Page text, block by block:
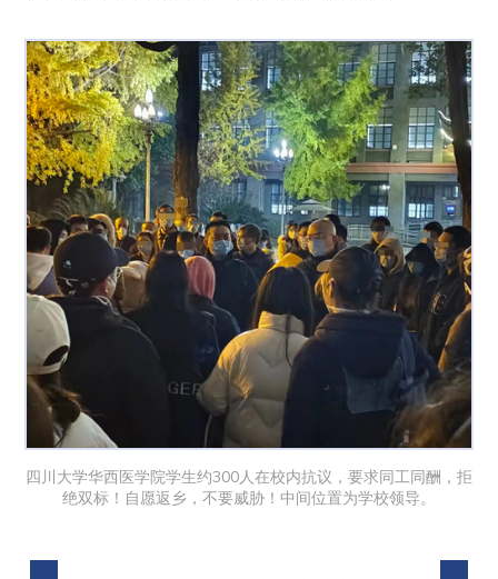
四川大学华西医学院学生约300人在校内抗议，要求同工同酬，拒
绝双标！自愿返乡，不要威胁！中间位置为学校领导。